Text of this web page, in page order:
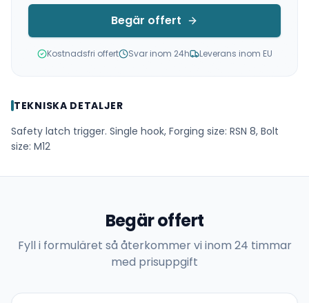
Begär offert
Kostnadsfri offert Svar inom 24h Leverans inom EU
TEKNISKA DETALJER
Safety latch trigger. Single hook, Forging size: RSN 8, Bolt
size: M12
Begär offert
Fyll i formuläret så återkommer vi inom 24 timmar
med prisuppgift